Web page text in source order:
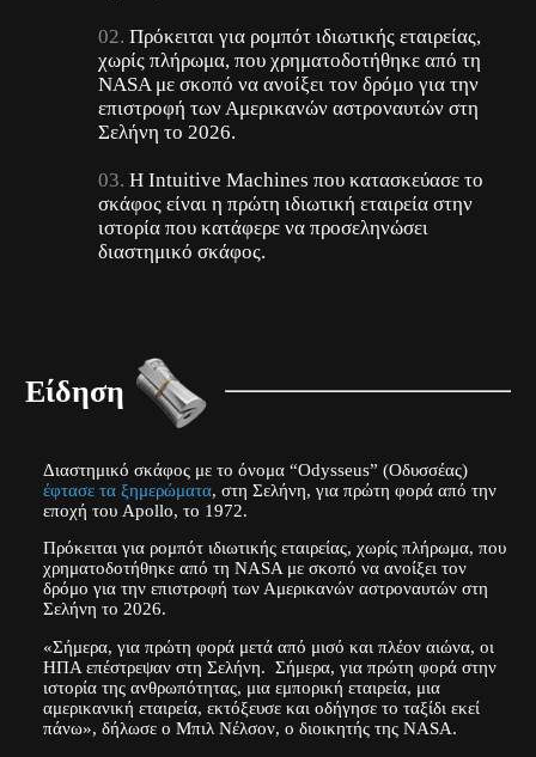
Πρόκειται για ρομπότ ιδιωτικής εταιρείας,
χωρίς πλήρωμα, που χρηματοδοτήθηκε από τη
NASA με σκοπό να ανοίξει τον δρόμο για την
επιστροφή των Αμερικανών αστροναυτών στη
Σελήνη το 2026.
Η Intuitive Machines που κατασκεύασε το
σκάφος είναι η πρώτη ιδιωτική εταιρεία στην
ιστορία που κατάφερε να προσεληνώσει
διαστημικό σκάφος.
Είδηση
Διαστημικό σκάφος με το όνομα “Odysseus” (Οδυσσέας)
έφτασε τα ξημερώματα, στη Σελήνη, για πρώτη φορά από την
εποχή του Apollo, το 1972.
Πρόκειται για ρομπότ ιδιωτικής εταιρείας, χωρίς πλήρωμα, που
χρηματοδοτήθηκε από τη NASA με σκοπό να ανοίξει τον
δρόμο για την επιστροφή των Αμερικανών αστροναυτών στη
Σελήνη το 2026.
«Σήμερα, για πρώτη φορά μετά από μισό και πλέον αιώνα, οι
ΗΠΑ επέστρεψαν στη Σελήνη. Σήμερα, για πρώτη φορά στην
ιστορία της ανθρωπότητας, μια εμπορική εταιρεία, μια
αμερικανική εταιρεία, εκτόξευσε και οδήγησε το ταξίδι εκεί
πάνω», δήλωσε ο Μπιλ Νέλσον, ο διοικητής της NASA.